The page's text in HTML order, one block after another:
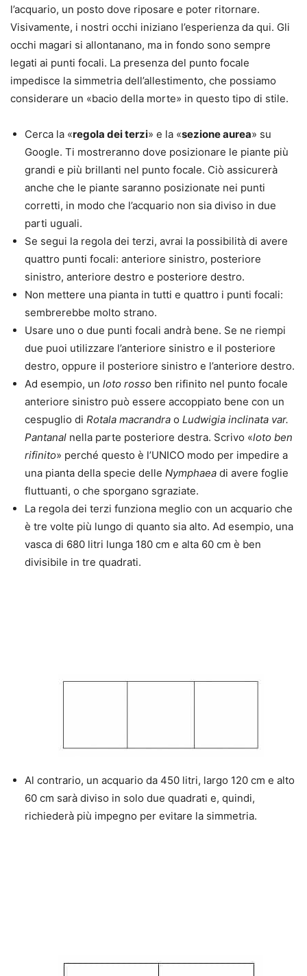
l’acquario, un posto dove riposare e poter ritornare.
Visivamente, i nostri occhi iniziano l’esperienza da qui. Gli
occhi magari si allontanano, ma in fondo sono sempre
legati ai punti focali. La presenza del punto focale
impedisce la simmetria dell’allestimento, che possiamo
considerare un «bacio della morte» in questo tipo di stile.
Cerca la «regola dei terzi» e la «sezione aurea» su
Google. Ti mostreranno dove posizionare le piante più
grandi e più brillanti nel punto focale. Ciò assicurerà
anche che le piante saranno posizionate nei punti
corretti, in modo che l’acquario non sia diviso in due
parti uguali.
Se segui la regola dei terzi, avrai la possibilità di avere
quattro punti focali: anteriore sinistro, posteriore
sinistro, anteriore destro e posteriore destro.
Non mettere una pianta in tutti e quattro i punti focali:
sembrerebbe molto strano.
Usare uno o due punti focali andrà bene. Se ne riempi
due puoi utilizzare l’anteriore sinistro e il posteriore
destro, oppure il posteriore sinistro e l’anteriore destro.
Ad esempio, un loto rosso ben rifinito nel punto focale
anteriore sinistro può essere accoppiato bene con un
cespuglio di Rotala macrandra o Ludwigia inclinata var.
Pantanal nella parte posteriore destra. Scrivo «loto ben
rifinito» perché questo è l’UNICO modo per impedire a
una pianta della specie delle Nymphaea di avere foglie
fluttuanti, o che sporgano sgraziate.
La regola dei terzi funziona meglio con un acquario che
è tre volte più lungo di quanto sia alto. Ad esempio, una
vasca di 680 litri lunga 180 cm e alta 60 cm è ben
divisibile in tre quadrati.
Al contrario, un acquario da 450 litri, largo 120 cm e alto
60 cm sarà diviso in solo due quadrati e, quindi,
richiederà più impegno per evitare la simmetria.